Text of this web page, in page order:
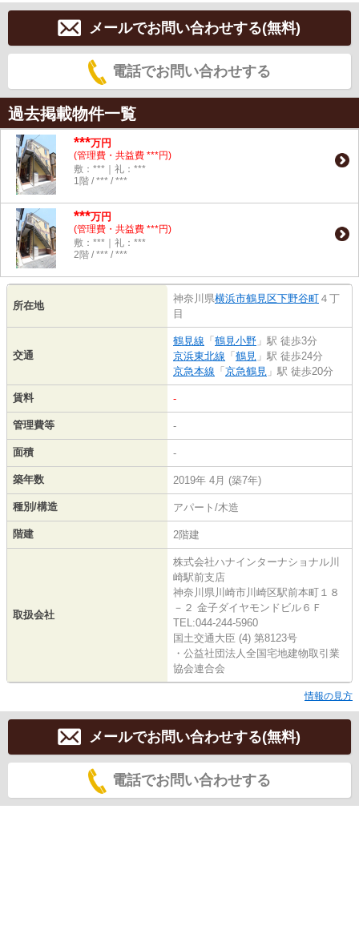
メールでお問い合わせする(無料)
電話でお問い合わせする
過去掲載物件一覧
***万円
(管理費・共益費 ***円)
敷：***｜礼：***
1階 / *** / ***
***万円
(管理費・共益費 ***円)
敷：***｜礼：***
2階 / *** / ***
所在地
神奈川県横浜市鶴見区下野谷町 ４丁
目
交通
鶴見線 「 鶴見小野 」駅 徒歩3分
京浜東北線 「 鶴見 」駅 徒歩24分
京急本線 「 京急鶴見 」駅 徒歩20分
賃料 -
管理費等 -
面積 -
築年数 2019年 4月 (築7年)
種別/構造 アパート/木造
階建 2階建
取扱会社
株式会社ハナインターナショナル川
崎駅前支店
神奈川県川崎市川崎区駅前本町１８
－２ 金子ダイヤモンドビル６Ｆ
TEL:044-244-5960
国土交通大臣 (4) 第8123号
・公益社団法人全国宅地建物取引業
協会連合会
情報の見方
メールでお問い合わせする(無料)
電話でお問い合わせする